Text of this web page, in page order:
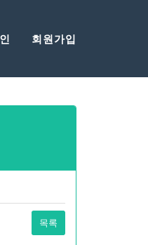
회원가입
목록